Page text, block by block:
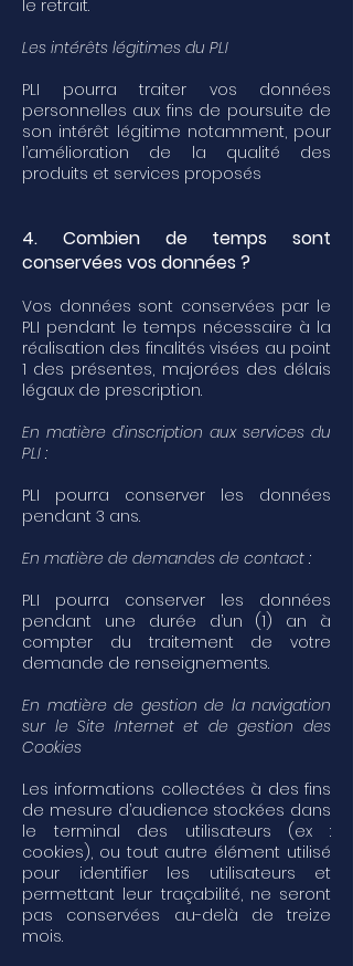
le retrait.
Les intérêts légitimes du PLI
PLI pourra traiter vos données
personnelles aux fins de poursuite de
son intérêt légitime notamment, pour
l’amélioration de la qualité des
produits et services proposés
4. Combien de temps sont
conservées vos données ?
Vos données sont conservées par le
PLI pendant le temps nécessaire à la
réalisation des finalités visées au point
1 des présentes, majorées des délais
légaux de prescription.
En matière d’inscription aux services du
PLI :
PLI pourra conserver les données
pendant 3 ans.
En matière de demandes de contact :
PLI pourra conserver les données
pendant une durée d’un (1) an à
compter du traitement de votre
demande de renseignements.
En matière de gestion de la navigation
sur le Site Internet et de gestion des
Cookies
Les informations collectées à des fins
de mesure d’audience stockées dans
le terminal des utilisateurs (ex :
cookies), ou tout autre élément utilisé
pour identifier les utilisateurs et
permettant leur traçabilité, ne seront
pas conservées au-delà de treize
mois.